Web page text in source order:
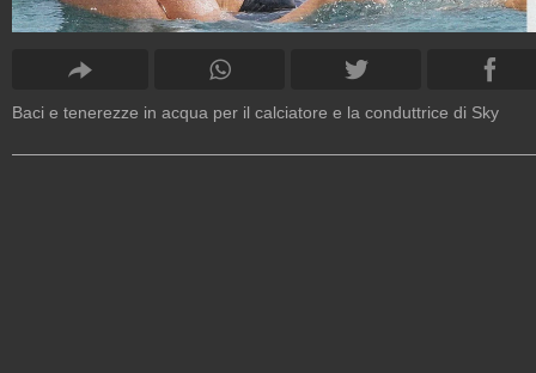
Baci e tenerezze in acqua per il calciatore e la conduttrice di Sky